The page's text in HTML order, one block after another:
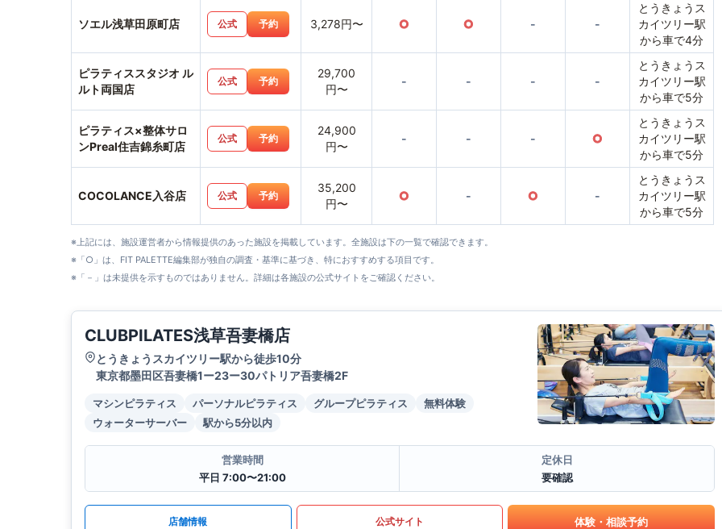
ソエル浅草田原町店 公式 予約 3,278円〜 ○ ○ - -
とうきょうス
カイツリー駅
から車で4分
ピラティススタジオ ル
ルト両国店
公式 予約
29,700
円〜
- - - -
とうきょうス
カイツリー駅
から車で5分
ピラティス×整体サロ
ンPreal住吉錦糸町店
公式 予約
24,900
円〜
- - - ○
とうきょうス
カイツリー駅
から車で5分
COCOLANCE入谷店 公式 予約
35,200
円〜
○ - ○ -
とうきょうス
カイツリー駅
から車で5分
※上記には、施設運営者から情報提供のあった施設を掲載しています。全施設は下の一覧で確認できます。
※「○」は、FIT PALETTE編集部が独自の調査・基準に基づき、特におすすめする項目です。
※「－」は未提供を示すものではありません。詳細は各施設の公式サイトをご確認ください。
CLUBPILATES浅草吾妻橋店
とうきょうスカイツリー駅から徒歩10分
東京都墨田区吾妻橋1ー23ー30パトリア吾妻橋2F
マシンピラティス パーソナルピラティス グループピラティス
無料体験
ウォーターサーバー
駅から5分以内
営業時間
平日 7:00〜21:00
定休日
要確認
店舗情報 公式サイト 体験・相談予約